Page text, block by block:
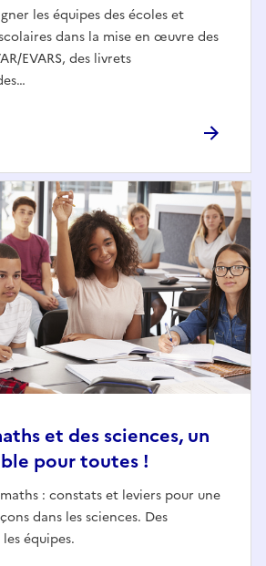
les équipes des écoles et
dans la mise en œuvre des
EVARS, des livrets
et des sciences, un
pour toutes !
: constats et leviers pour une
dans les sciences. Des
équipes.